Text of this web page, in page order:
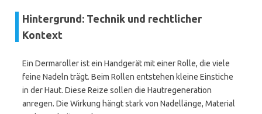
Hintergrund: Technik und rechtlicher
Kontext
Ein Dermaroller ist ein Handgerät mit einer Rolle, die viele
feine Nadeln trägt. Beim Rollen entstehen kleine Einstiche
in der Haut. Diese Reize sollen die Hautregeneration
anregen. Die Wirkung hängt stark von Nadellänge, Material